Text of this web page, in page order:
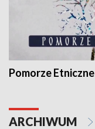
Pomorze Etniczne
ARCHIWUM